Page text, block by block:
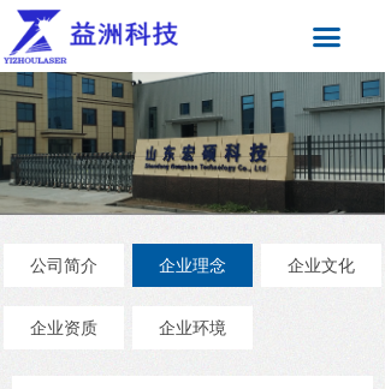
끀
公司简介 企业理念 企业文化
企业资质 企业环境